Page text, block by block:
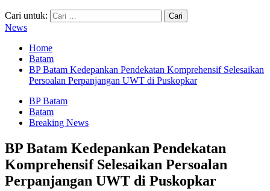
Cari untuk:
News
Home
Batam
BP Batam Kedepankan Pendekatan Komprehensif Selesaikan
Persoalan Perpanjangan UWT di Puskopkar
BP Batam
Batam
Breaking News
BP Batam Kedepankan Pendekatan
Komprehensif Selesaikan Persoalan
Perpanjangan UWT di Puskopkar